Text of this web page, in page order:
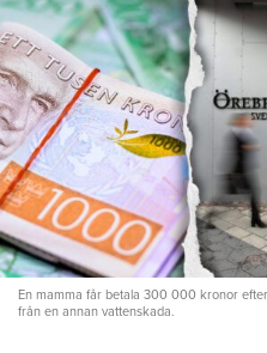
En mamma får betala 300 000 kronor
från en annan vattenskada.